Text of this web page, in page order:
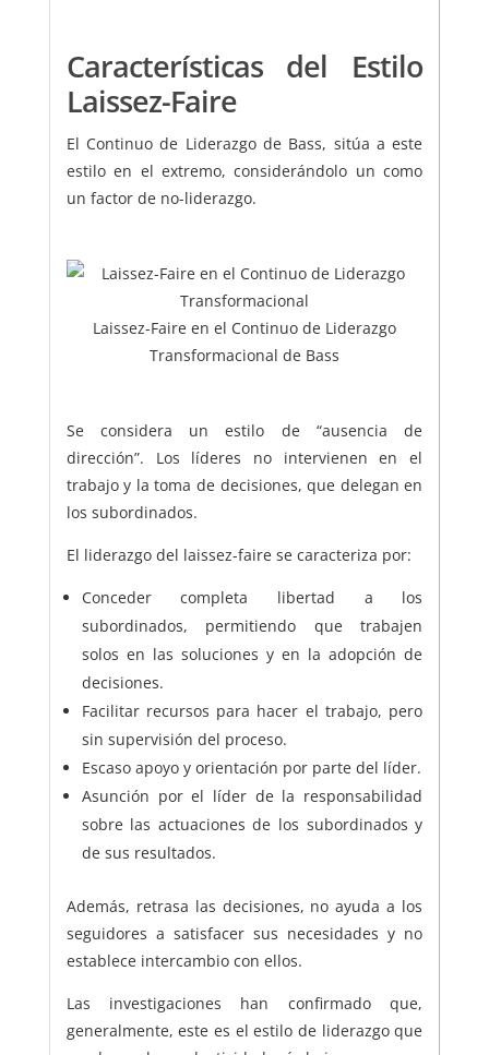
Características del Estilo
Laissez-Faire
El Continuo de Liderazgo de Bass, sitúa a este
estilo en el extremo, considerándolo un como
un factor de no-liderazgo.
Laissez-Faire en el Continuo de Liderazgo
Transformacional de Bass
Se considera un estilo de “ausencia de
dirección”. Los líderes no intervienen en el
trabajo y la toma de decisiones, que delegan en
los subordinados.
El liderazgo del laissez-faire se caracteriza por:
Conceder completa libertad a los
subordinados, permitiendo que trabajen
solos en las soluciones y en la adopción de
decisiones.
Facilitar recursos para hacer el trabajo, pero
sin supervisión del proceso.
Escaso apoyo y orientación por parte del líder.
Asunción por el líder de la responsabilidad
sobre las actuaciones de los subordinados y
de sus resultados.
Además, retrasa las decisiones, no ayuda a los
seguidores a satisfacer sus necesidades y no
establece intercambio con ellos.
Las investigaciones han confirmado que,
generalmente, este es el estilo de liderazgo que